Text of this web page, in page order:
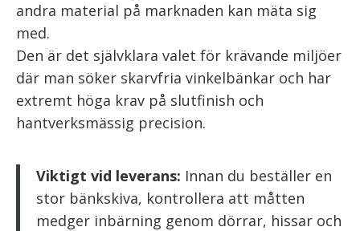
andra material på marknaden kan mäta sig
med.
Den är det självklara valet för krävande miljöer
där man söker skarvfria vinkelbänkar och har
extremt höga krav på slutfinish och
hantverksmässig precision.
Viktigt vid leverans: Innan du beställer en
stor bänkskiva, kontrollera att måtten
medger inbärning genom dörrar, hissar och